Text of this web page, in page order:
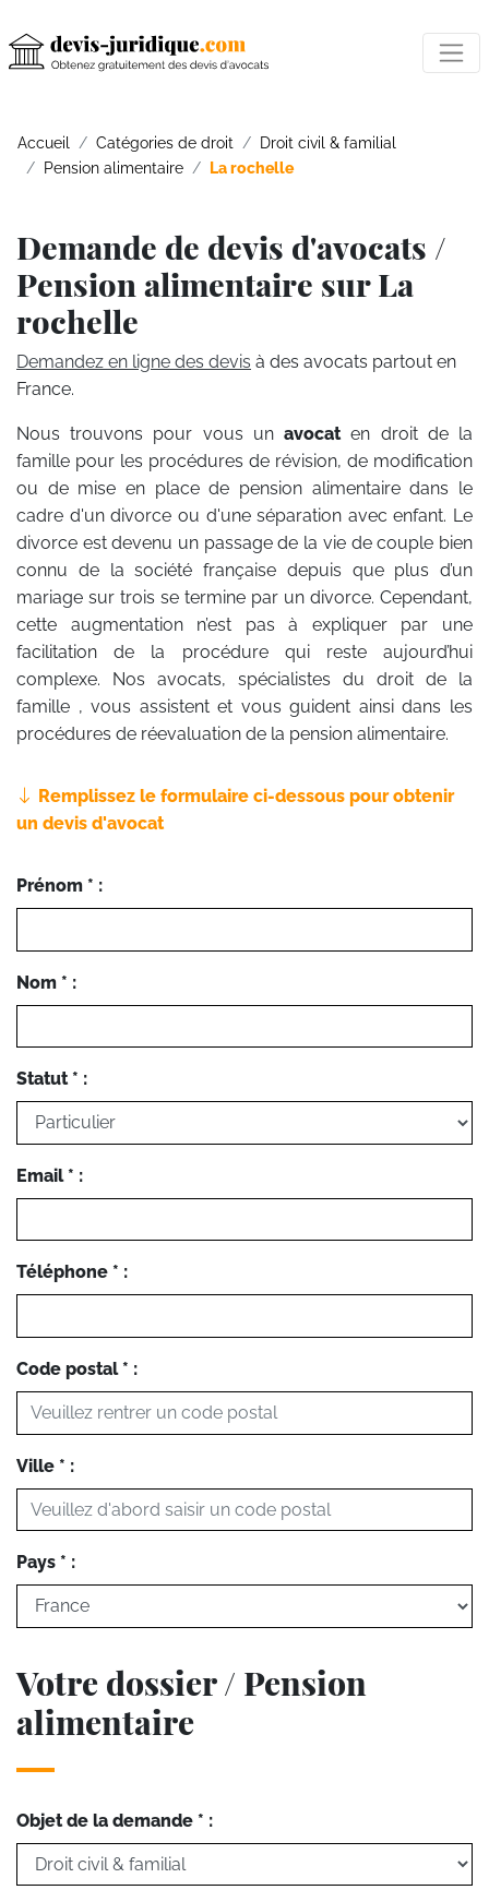
Accueil Catégories de droit
Droit civil & familial
Pension alimentaire
La rochelle
Demande de devis d'avocats /
Pension alimentaire sur La
rochelle
Demandez en ligne des devis à des avocats partout en
France.
Nous trouvons pour vous unavocaten droit de la
famille pour les procédures de révision, de modification
ou de mise en place de pension alimentaire dans le
cadre d'un divorce ou d'une séparation avec enfant. Le
divorce est devenu un passage de la vie de couple bien
connu de la société française depuis que plus d’un
mariage sur trois se termine par un divorce. Cependant,
cette augmentation n’est pas à expliquer par une
facilitation de la procédure qui reste aujourd’hui
complexe. Nos avocats, spécialistes du droit de la
famille , vous assistent et vous guident ainsi dans les
procédures de réevaluation de la pension alimentaire.
Remplissez le formulaire ci-dessous pour obtenir
un devis d'avocat
Prénom * :
Nom * :
Statut * :
Email * :
Téléphone * :
Code postal * :
Ville * :
Pays * :
Votre dossier / Pension
alimentaire
Objet de la demande * :